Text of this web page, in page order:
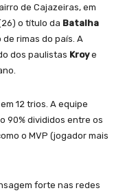
de Cajazeiras, em
o título da Batalha
rimas do país. A
dos paulistas Kroye
12 trios. A equipe
90% divididos entre os
o MVP (jogador mais
forte nas redes